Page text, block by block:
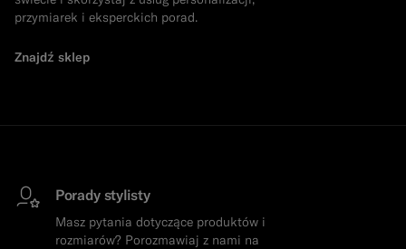
przymiarek i eksperckich porad.
Znajdź sklep
Porady stylisty
Masz pytania dotyczące produktów i
rozmiarów? Porozmawiaj z nami na